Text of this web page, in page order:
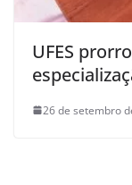
UFES
26 de setembro